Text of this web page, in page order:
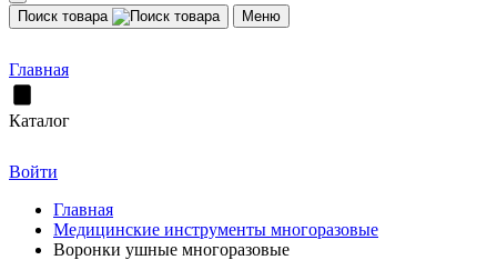
Поиск товара Меню
Главная
Каталог
Войти
Главная
Медицинские инструменты многоразовые
Воронки ушные многоразовые